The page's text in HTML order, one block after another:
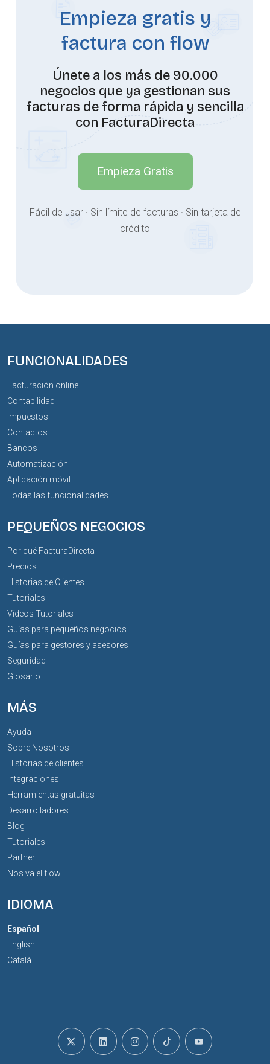
Empieza gratis y
factura con flow
Únete a los más de 90.000
negocios que ya gestionan sus
facturas de forma rápida y sencilla
con FacturaDirecta
Empieza Gratis
Fácil de usar · Sin límite de facturas · Sin tarjeta de
crédito
FUNCIONALIDADES
Facturación online
Contabilidad
Impuestos
Contactos
Bancos
Automatización
Aplicación móvil
Todas las funcionalidades
PEQUEÑOS NEGOCIOS
Por qué FacturaDirecta
Precios
Historias de Clientes
Tutoriales
Vídeos Tutoriales
Guías para pequeños negocios
Guías para gestores y asesores
Seguridad
Glosario
MÁS
Ayuda
Sobre Nosotros
Historias de clientes
Integraciones
Herramientas gratuitas
Desarrolladores
Blog
Tutoriales
Partner
Nos va el flow
IDIOMA
Español
English
Català